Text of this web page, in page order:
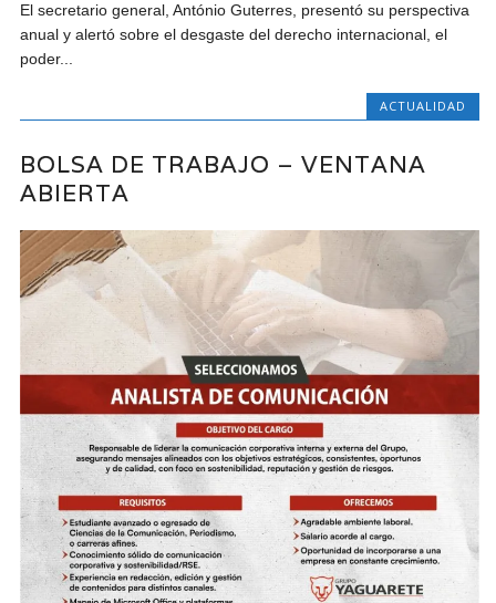
El secretario general, António Guterres, presentó su perspectiva
anual y alertó sobre el desgaste del derecho internacional, el
poder...
ACTUALIDAD
BOLSA DE TRABAJO – VENTANA
ABIERTA